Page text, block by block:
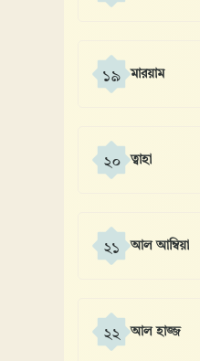
১৯ মারয়াম
২০ ত্বাহা
২১ আল আম্বিয়া
২২ আল হাজ্জ